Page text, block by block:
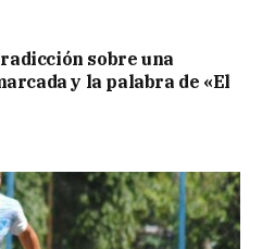
sobre una
y la palabra de «El